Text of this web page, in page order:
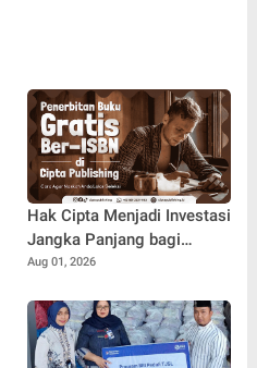
Hak Cipta Menjadi Investasi
Jangka Panjang bagi
Penulis Buku
Aug 01, 2026